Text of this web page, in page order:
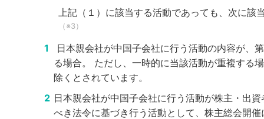
上記（１）に該当する活動であっても、次に該
（※3）
日本親会社が中国子会社に行う活動の内容が、
る場合。
ただし、一時的に当該活動が重複する
除くとされています。
日本親会社が中国子会社に行う活動が株主・出
べき法令に基づき行う活動として、株主総会開